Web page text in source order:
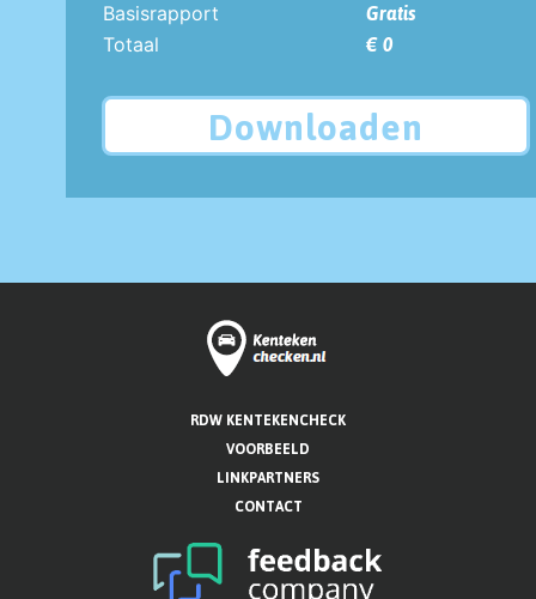
Basisrapport
Gratis
Totaal
€ 0
Downloaden
RDW KENTEKENCHECK
VOORBEELD
LINKPARTNERS
CONTACT